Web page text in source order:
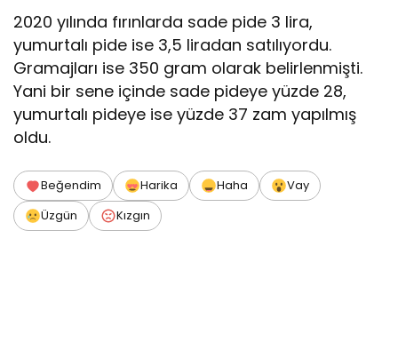
2020 yılında fırınlarda sade pide 3 lira,
yumurtalı pide ise 3,5 liradan satılıyordu.
Gramajları ise 350 gram olarak belirlenmişti.
Yani bir sene içinde sade pideye yüzde 28,
yumurtalı pideye ise yüzde 37 zam yapılmış
oldu.
Beğendim Harika Haha
Vay
Üzgün
Kızgın